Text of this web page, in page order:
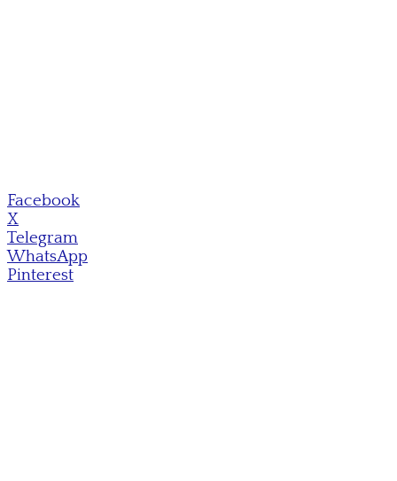
Facebook
X
Telegram
WhatsApp
Pinterest